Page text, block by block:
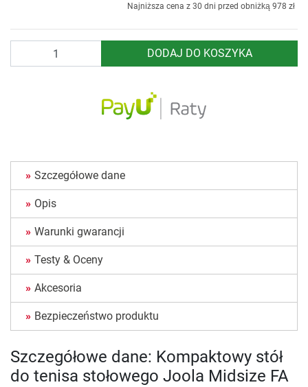
Najniższa cena z 30 dni przed obniżką 978 zł
DODAJ DO KOSZYKA
Szczegółowe dane
Opis
Warunki gwarancji
Testy & Oceny
Akcesoria
Bezpieczeństwo produktu
Szczegółowe dane: Kompaktowy stół
do tenisa stołowego Joola Midsize FA